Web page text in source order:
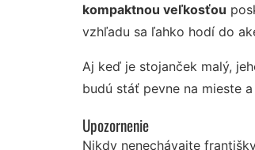
kompaktnou veľkosťou
vzhľadu sa ľahko hodí do
Aj keď je stojanček malý,
budú stáť pevne na mieste
Upozornenie
Nikdy nenechávajte